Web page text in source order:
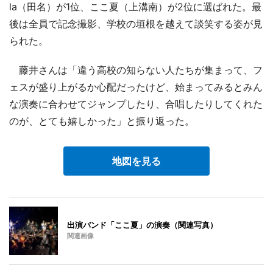
la（田名）が1位、ここ夏（上溝南）が2位に選ばれた。最
後は全員で記念撮影、学校の垣根を越えて談笑する姿が見
られた。
藤井さんは「違う高校の知らない人たちが集まって、フ
ェスが盛り上がるか心配だったけど、始まってみるとみん
な演奏に合わせてジャンプしたり、合唱したりしてくれた
のが、とても嬉しかった」と振り返った。
地図を見る
出演バンド「ここ夏」の演奏（関連写真）
関連画像